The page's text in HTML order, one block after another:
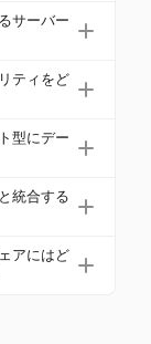
タベー
ます。
最小限に
法、堅牢
カスタマ
す。これ
クトト
サーバー
本的な
のRAM、
、およ
、より多
うにしま
ティをど
転送中お
ス制御（R
監査トレ
型にデー
ングツー
許可して
セット
統合する
ールは、
システ
アにはど